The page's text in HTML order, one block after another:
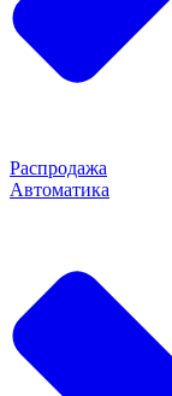
Распродажа
Автоматика